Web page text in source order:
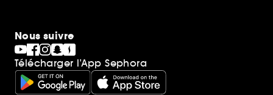
Nous suivre
Télécharger l’App Sephora